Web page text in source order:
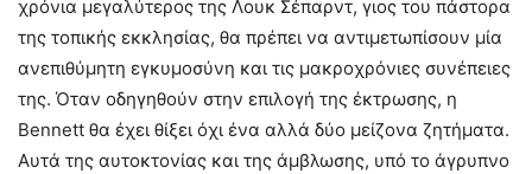
χρόνια μεγαλύτερος της Λουκ Σέπαρντ, γιος του πάστορα
της τοπικής εκκλησίας, θα πρέπει να αντιμετωπίσουν μία
ανεπιθύμητη εγκυμοσύνη και τις μακροχρόνιες συνέπειες
της. Όταν οδηγηθούν στην επιλογή της έκτρωσης, η
Bennett θα έχει θίξει όχι ένα αλλά δύο μείζονα ζητήματα.
Αυτά της αυτοκτονίας και της άμβλωσης, υπό το άγρυπνο